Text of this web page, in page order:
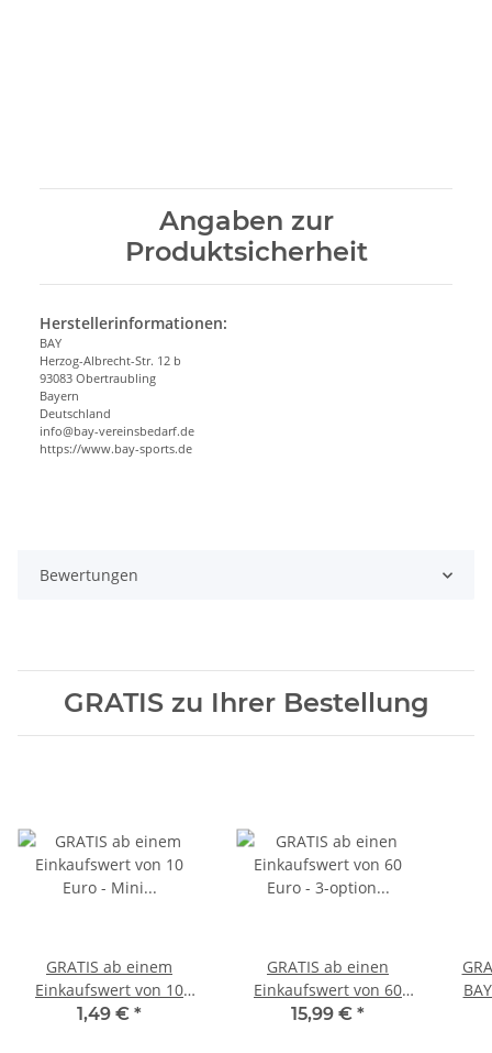
Angaben zur
Produktsicherheit
Herstellerinformationen:
BAY
Herzog-Albrecht-Str. 12 b
93083 Obertraubling
Bayern
Deutschland
info@bay-vereinsbedarf.de
https://www.bay-sports.de
Bewertungen
GRATIS zu Ihrer Bestellung
GRATIS ab einem
Einkaufswert von 10
Euro - Mini Deutschland
1,49 € *
GRATIS ab einen
Einkaufswert von 60
Euro - 3-option
15,99 € *